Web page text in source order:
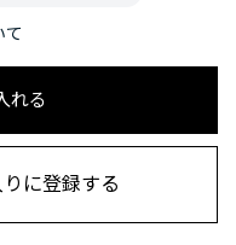
れる
に登録する
て